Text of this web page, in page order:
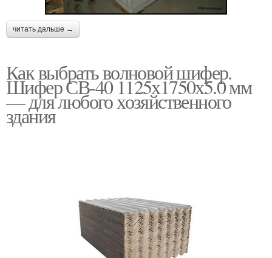
читать дальше →
Как выбрать волновой шифер.
Шифер СВ-40 1125х1750х5.0 мм
— для любого хозяйственного
здания